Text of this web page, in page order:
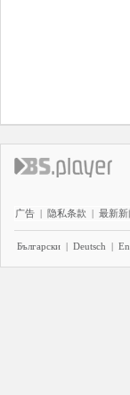
广告 | 隐私条款 | 最新新
Български | Deutsch |